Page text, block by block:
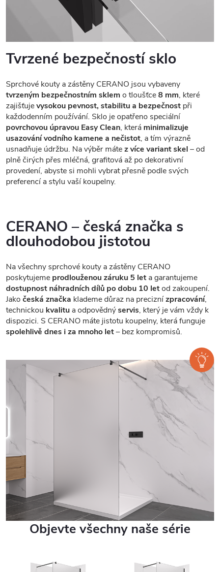
Tvrzené bezpečností sklo
Sprchové kouty a zástěny CERANO jsou vybaveny
tvrzeným bezpečnostním sklem o tloušťce8 mm, které
zajišťujevysokou pevnost, stabilitu a bezpečnost při
každodenním používání. Sklo je opatřeno speciální
povrchovou úpravou Easy Clean, která minimalizuje
usazování vodního kamene a nečistot, a tím výrazně
usnadňuje údržbu. Na výběr mátez více variant skel – od
plně čirých přes mléčná, grafitová až po dekorativní
provedení, abyste si mohli vybrat přesně podle svých
preferencí a stylu vaší koupelny.
CERANO – česká značka s
dlouhodobou jistotou
Na všechny sprchové kouty a zástěny CERANO
poskytujeme prodlouženou záruku 5 let a garantujeme
dostupnost náhradních dílů po dobu 10 letod zakoupení.
Jako česká značka klademe důraz na preciznízpracování,
technickou kvalitu a odpovědnýservis, který je vám vždy k
dispozici. S CERANO máte jistotu koupelny, která funguje
spolehlivě dnes i za mnoho let– bez kompromisů.
Objevte všechny naše série